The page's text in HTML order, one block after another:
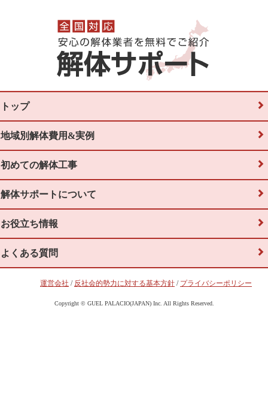
トップ
地域別解体費用&実例
初めての解体工事
解体サポートについて
お役立ち情報
よくある質問
運営会社 / 反社会的勢力に対する基本方針 / プライバシーポリシー
Copyright © GUEL PALACIO(JAPAN) Inc. All Rights Reserved.